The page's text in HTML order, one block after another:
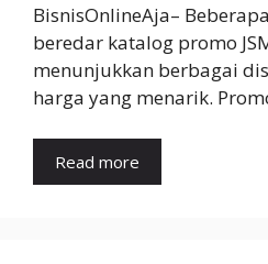
BisnisOnlineAja–
beredar katalog promo
menunjukkan berbagai
harga yang menarik.
Read more